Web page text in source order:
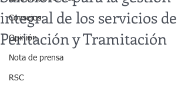
Consejos
Opinión
Nota de prensa
RSC
integral de los servicios de
Peritación y Tramitación